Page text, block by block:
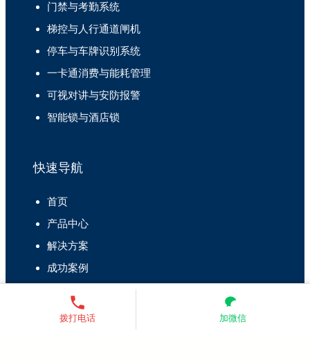
门禁与考勤系统
梯控与人行通道闸机
停车与车牌识别系统
一卡通消费与能耗管理
可视对讲与安防报警
智能锁与酒店锁
快速导航
首页
产品中心
解决方案
成功案例
联系我们
拨打电话 加微信